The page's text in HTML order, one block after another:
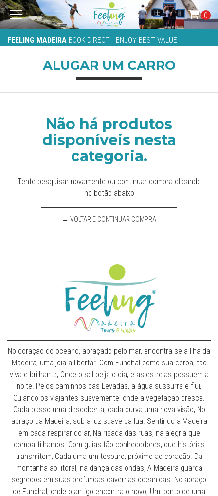
FEELING MADEIRA BOOK DIRECT - ENJOY BEST VALUE
0
ALUGAR UM CARRO
Não há produtos
disponíveis nesta
categoria.
Tente pesquisar novamente ou continuar compra clicando
no botão abaixo
← VOLTAR E CONTINUAR COMPRA
No coração do oceano, abraçado pelo mar, encontra-se a Ilha da
Madeira, uma joia a libertar. Com Funchal como sua coroa, tão
viva e brilhante, Onde o sol beija o dia, e as estrelas possuem a
noite. Pelos caminhos das Levadas, a água sussurra e flui,
Guiando os viajantes suavemente, onde a vegetação cresce.
Cada passo uma descoberta, cada curva uma nova visão, No
abraço da Madeira, sob a luz suave da lua. Sentindo a Madeira
em cada respirar do ar, Na risada das ruas, na alegria que
compartilhamos. Com guias tão conhecedores, que histórias
transmitem, Cada uma um tesouro, próximo ao coração. Da
montanha ao litoral, na dança das ondas, A Madeira guarda
segredos em suas profundas cavernas oceânicas. No abraço
de Funchal, onde o antigo encontra o novo, Um conto de uma